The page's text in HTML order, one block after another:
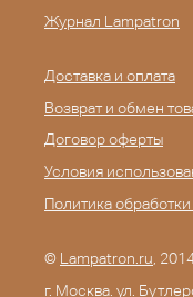
Журнал Lampatron
Доставка и оплата
Возврат и обмен
Договор оферты
Условия
Политика
© Lampatron.ru ,
г. Москва. ул.